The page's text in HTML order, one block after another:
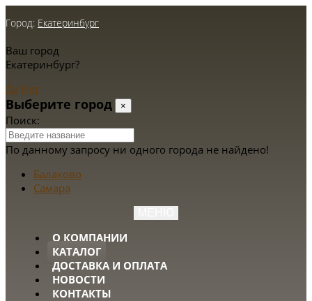
Город: Екатеринбург
Ваш город
Екатеринбург?
Да Нет
Выберите город ×
Поиск:
По данному запросу ни одного города не найдено!
Балаково
Самара
О КОМПАНИИ
КАТАЛОГ
ДОСТАВКА И ОПЛАТА
НОВОСТИ
КОНТАКТЫ